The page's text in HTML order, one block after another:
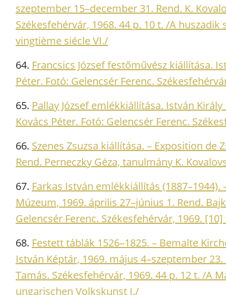
szeptember 15–december 31. Rend. K.
Székesfehérvár, 1968. 44 p. 10 t. /A
vingtième siécle VI./
64. Francsics József festőművész kiállítása.
Péter. Fotó: Gelencsér Ferenc.
65. Pallay József emlékkiállítása. István
Kovács Péter. Fotó: Gelencsér Ferenc.
66. Szenes Zsuzsa kiállítása. – Exposition de
Rend. Perneczky Géza, tanulmány K.
67. Farkas István emlékkiállítás
Múzeum, 1969. április 27–június 1. Rend.
Gelencsér Ferenc. Székesfehérvár, 1969.
68. Festett táblák 1526–1825. – Bemalte
István Képtár, 1969. május 4–szeptember
Tamás. Székesfehérvár, 1969. 44 p. 12 t. /A
ungarischen Volkskunst I./